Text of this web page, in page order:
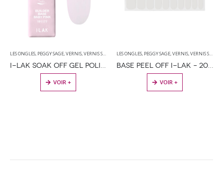
LES ONGLES, PEGGY SAGE,VERNIS,VERNIS SEMI PERMANENT
I-LAK SOAK OFF GEL POLISH BUILDER BASE BABY PINK – 11ML
VOIR +
LES ONGLES, PEGGY SAGE,VERNIS,VERNIS SEMI PERMANENT
BASE PEEL OFF I-LAK – 20 PATCHS ADHÉSIFS
VOIR +